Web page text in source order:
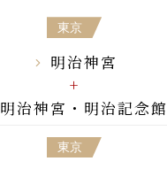
東京
明治神宮
明治神宮・明治記念館
東京